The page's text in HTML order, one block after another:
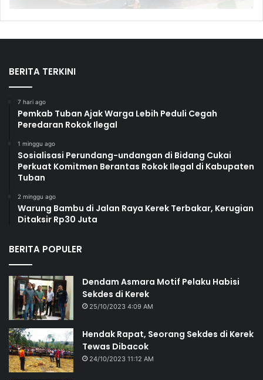
BERITA TERKINI
7 hari ago
Pemkab Tuban Ajak Warga Lebih Peduli Cegah
Peredaran Rokok Ilegal
1 minggu ago
Sosialisasi Perundang-undangan di Bidang Cukai
Perkuat Komitmen Berantas Rokok Ilegal di Kabupaten
Tuban
2 minggu ago
Warung Bambu di Jalan Raya Kerek Terbakar, Kerugian
Ditaksir Rp30 Juta
BERITA POPULER
Dendam Asmara Motif Pelaku Habisi
Sekdes di Kerek
25/10/2023 4:09 AM
Hendak Rapat, Seorang Sekdes di Kerek
Tewas Dibacok
24/10/2023 11:12 AM